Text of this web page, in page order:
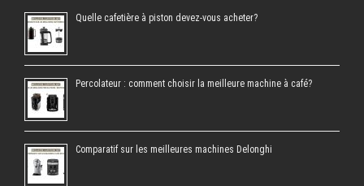
Quelle cafetière à piston devez-vous acheter?
Percolateur : comment choisir la meilleure machine à café?
Comparatif sur les meilleures machines Delonghi